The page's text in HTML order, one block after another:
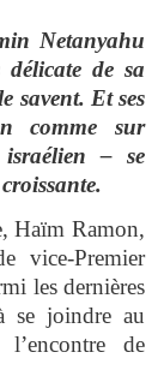
Netanyahu
de sa
savent. Et ses
comme sur
israélien – se
Haïm Ramon,
vice-Premier
les dernières
se joindre au
de